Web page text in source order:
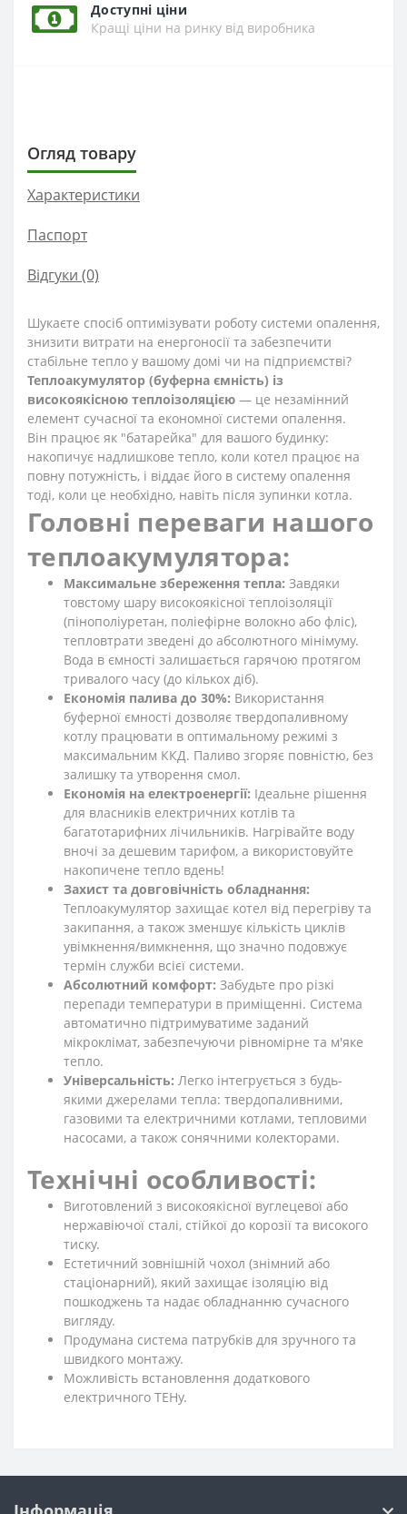
Доступні ціни
Кращі ціни на ринку від виробника
Огляд товару
Характеристики
Паспорт
Відгуки (0)
Шукаєте спосіб оптимізувати роботу системи опалення,
знизити витрати на енергоносії та забезпечити
стабільне тепло у вашому домі чи на підприємстві?
Теплоакумулятор (буферна ємність) із
високоякісною теплоізоляцією — це незамінний
елемент сучасної та економної системи опалення.
Він працює як "батарейка" для вашого будинку:
накопичує надлишкове тепло, коли котел працює на
повну потужність, і віддає його в систему опалення
тоді, коли це необхідно, навіть після зупинки котла.
Головні переваги нашого
теплоакумулятора:
Максимальне збереження тепла: Завдяки
товстому шару високоякісної теплоізоляції
(пінополіуретан, поліефірне волокно або фліс),
тепловтрати зведені до абсолютного мінімуму.
Вода в ємності залишається гарячою протягом
тривалого часу (до кількох діб).
Економія палива до 30%: Використання
буферної ємності дозволяє твердопаливному
котлу працювати в оптимальному режимі з
максимальним ККД. Паливо згоряє повністю, без
залишку та утворення смол.
Економія на електроенергії: Ідеальне рішення
для власників електричних котлів та
багатотарифних лічильників. Нагрівайте воду
вночі за дешевим тарифом, а використовуйте
накопичене тепло вдень!
Захист та довговічність обладнання:
Теплоакумулятор захищає котел від перегріву та
закипання, а також зменшує кількість циклів
увімкнення/вимкнення, що значно подовжує
термін служби всієї системи.
Абсолютний комфорт: Забудьте про різкі
перепади температури в приміщенні. Система
автоматично підтримуватиме заданий
мікроклімат, забезпечуючи рівномірне та м'яке
тепло.
Універсальність: Легко інтегрується з будь-
якими джерелами тепла: твердопаливними,
газовими та електричними котлами, тепловими
насосами, а також сонячними колекторами.
Технічні особливості:
Виготовлений з високоякісної вуглецевої або
нержавіючої сталі, стійкої до корозії та високого
тиску.
Естетичний зовнішній чохол (знімний або
стаціонарний), який захищає ізоляцію від
пошкоджень та надає обладнанню сучасного
вигляду.
Продумана система патрубків для зручного та
швидкого монтажу.
Можливість встановлення додаткового
електричного ТЕНу.